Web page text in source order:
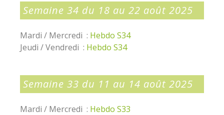
Semaine 34 du 18 au 22 août 2025
Mardi / Mercredi : Hebdo S34
Jeudi / Vendredi : Hebdo S34
Semaine 33 du 11 au 14 août 2025
Mardi / Mercredi : Hebdo S33